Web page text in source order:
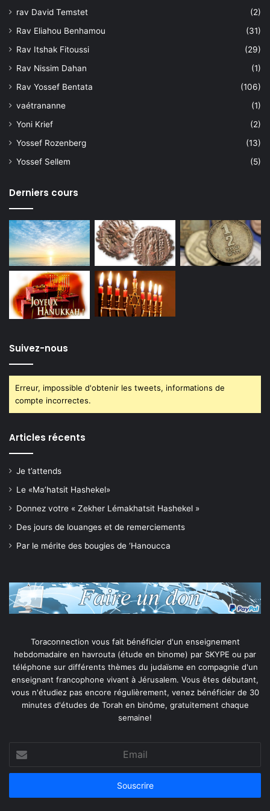
rav David Temstet
(2)
Rav Eliahou Benhamou
(31)
Rav Itshak Fitoussi
(29)
Rav Nissim Dahan
(1)
Rav Yossef Bentata
(106)
vaétrananne
(1)
Yoni Krief
(2)
Yossef Rozenberg
(13)
Yossef Sellem
(5)
Derniers cours
Suivez-nous
Erreur, impossible d'obtenir les tweets, informations de
compte incorrectes.
Articles récents
Je t’attends
Le «Ma’hatsit Hashekel»
Donnez votre « Zekher Lémakhatsit Hashekel »
Des jours de louanges et de remerciements
Par le mérite des bougies de ‘Hanoucca
Toraconnection vous fait bénéficier d'un enseignement
hebdomadaire en havrouta (étude en binome) par SKYPE ou par
téléphone sur différents thèmes du judaïsme en compagnie d'un
enseignant francophone vivant à Jérusalem. Vous êtes débutant,
vous n'étudiez pas encore régulièrement, venez bénéficier de 30
minutes d'études de Torah en binôme, gratuitement chaque
semaine!